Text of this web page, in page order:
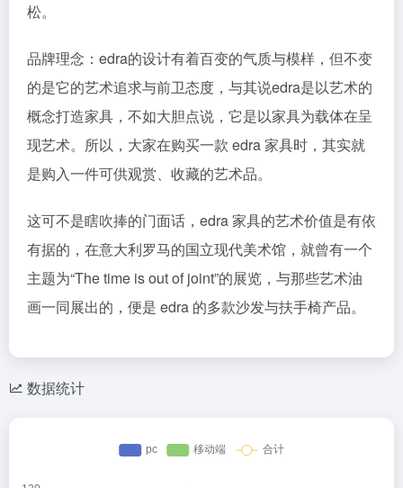
松。
品牌理念：edra的设计有着百变的气质与模样，但不变
的是它的艺术追求与前卫态度，与其说edra是以艺术的
概念打造家具，不如大胆点说，它是以家具为载体在呈
现艺术。所以，大家在购买一款 edra 家具时，其实就
是购入一件可供观赏、收藏的艺术品。
这可不是瞎吹捧的门面话，edra 家具的艺术价值是有依
有据的，在意大利罗马的国立现代美术馆，就曾有一个
主题为“The time is out of joint”的展览，与那些艺术油
画一同展出的，便是 edra 的多款沙发与扶手椅产品。
数据统计